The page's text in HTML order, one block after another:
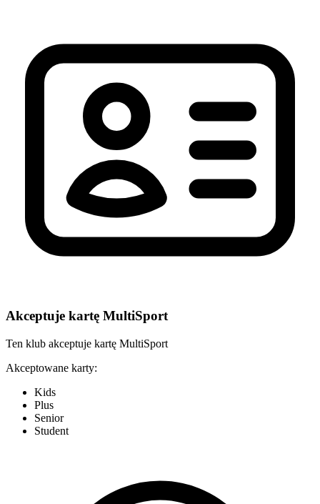
Akceptuje kartę MultiSport
Ten klub akceptuje kartę MultiSport
Akceptowane karty:
Kids
Plus
Senior
Student